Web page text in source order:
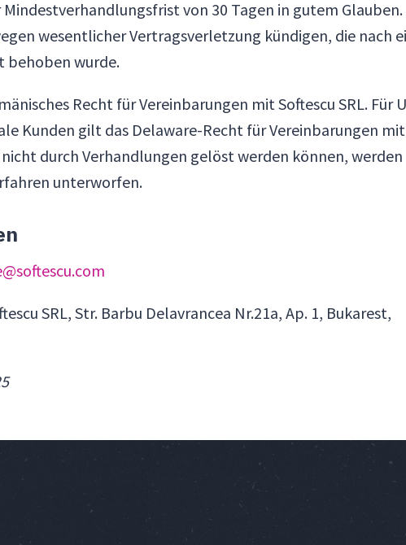
von 30 Tagen in gutem Glauben.
wesentlicher Vertragsverletzung kündigen, die nach
behoben wurde.
Recht für Vereinbarungen mit Softescu SRL. Für
Kunden gilt das Delaware-Recht für Vereinbarungen mit
durch Verhandlungen gelöst werden können, werden
unterworfen.
SRL, Str. Barbu Delavrancea Nr.21a, Ap. 1, Bukarest,